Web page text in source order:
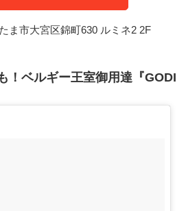
ま市大宮区錦町630 ルミネ2 2F
！ベルギー王室御用達『GODI